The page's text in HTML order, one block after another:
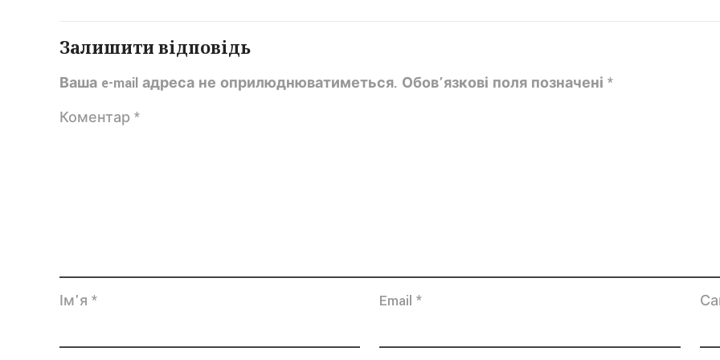
Залишити відповідь
Ваша e-mail адреса не оприлюднюватиметься. Обов’язкові поля позначені *
Коментар *
Ім'я * Email*